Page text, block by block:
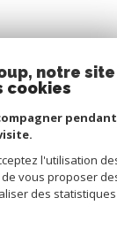
Espace
Se connecter
Avis
CLIENT
notre site
cookies
pendant
l'utilisation
vous proposer
des statistiques